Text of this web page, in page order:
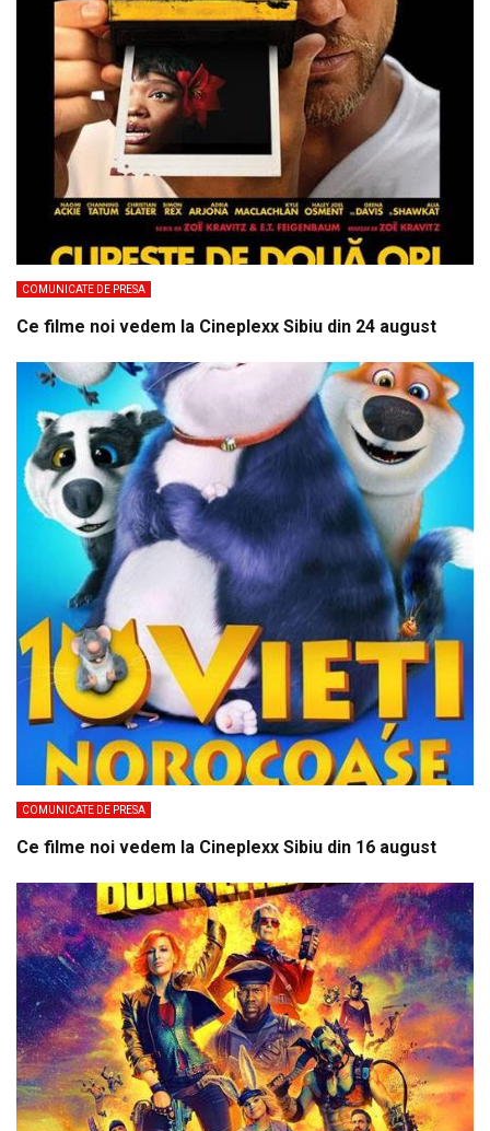
COMUNICATE DE PRESA
Ce filme noi vedem la Cineplexx Sibiu din 24 august
COMUNICATE DE PRESA
Ce filme noi vedem la Cineplexx Sibiu din 16 august